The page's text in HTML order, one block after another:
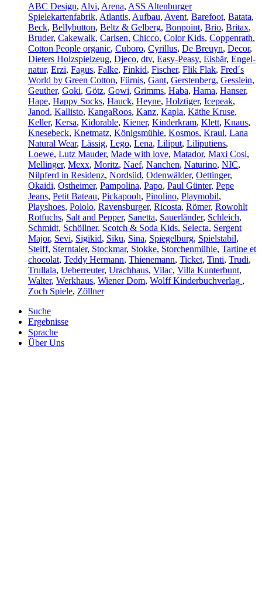
ABC Design, Alvi, Arena, ASS Altenburger
Spielekartenfabrik, Atlantis, Aufbau, Avent, Barefoot, Batata,
Beck, Bellybutton, Beltz & Gelberg, Bonpoint, Brio, Britax,
Bruder, Cakewalk, Carlsen, Chicco, Color Kids, Coppenrath,
Cotton People organic, Cuboro, Cyrillus, De Breuyn, Decor,
Dieters Holzspielzeug, Djeco, dtv, Easy-Peasy, Eisbär, Engel-
natur, Erzi, Fagus, Falke, Finkid, Fischer, Flik Flak, Fred´s
World by Green Cotton, Fürnis, Gant, Gerstenberg, Gesslein,
Geuther, Goki, Götz, Gowi, Grimms, Haba, Hama, Hanser,
Hape, Happy Socks, Hauck, Heyne, Holztiger, Icepeak,
Janod, Kallisto, KangaRoos, Kanz, Kapla, Käthe Kruse,
Keller, Kersa, Kidorable, Kiener, Kinderkram, Klett, Knaus,
Knesebeck, Knetmatz, Königsmühle, Kosmos, Kraul, Lana
Natural Wear, Lässig, Lego, Lena, Liliput, Liliputiens,
Loewe, Lutz Mauder, Made with love, Matador, Maxi Cosi,
Mellinger, Mexx, Moritz, Naef, Nanchen, Naturino, NIC,
Nilpferd in Residenz, Nordsüd, Odenwälder, Oettinger,
Okaidi, Ostheimer, Pampolina, Papo, Paul Günter, Pepe
Jeans, Petit Bateau, Pickapooh, Pinolino, Playmobil,
Playshoes, Pololo, Ravensburger, Ricosta, Römer, Rowohlt
Rotfuchs, Salt and Pepper, Sanetta, Sauerländer, Schleich,
Schmidt, Schöllner, Scotch & Soda Kids, Selecta, Sergent
Major, Sevi, Sigikid, Siku, Sina, Spiegelburg, Spielstabil,
Steiff, Sterntaler, Stockmar, Stokke, Storchenmühle, Tartine et
chocolat, Teddy Hermann, Thienemann, Ticket, Tinti, Trudi,
Trullala, Ueberreuter, Urachhaus, Vilac, Villa Kunterbunt,
Walter, Werkhaus, Wiener Dom, Wolff Kinderbuchverlag ,
Zoch Spiele, Zöllner
Suche
Ergebnisse
Sprache
Über Uns